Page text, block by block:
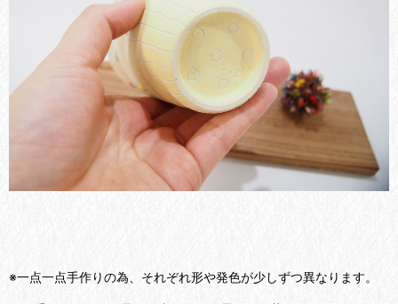
※一点一点手作りの為、それぞれ形や発色が少しずつ異なります。